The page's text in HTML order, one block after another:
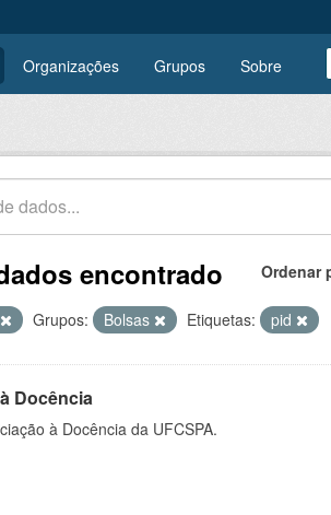
Organizações Grupos Sobre
Ordenar
encontrado
Grupos: Bolsas Etiquetas: pid
Docência
à Docência da UFCSPA.